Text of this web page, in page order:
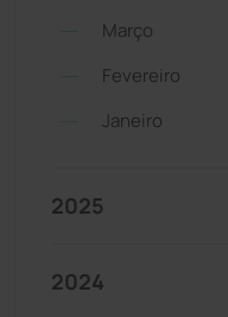
Março
Fevereiro
Janeiro
2025
2024